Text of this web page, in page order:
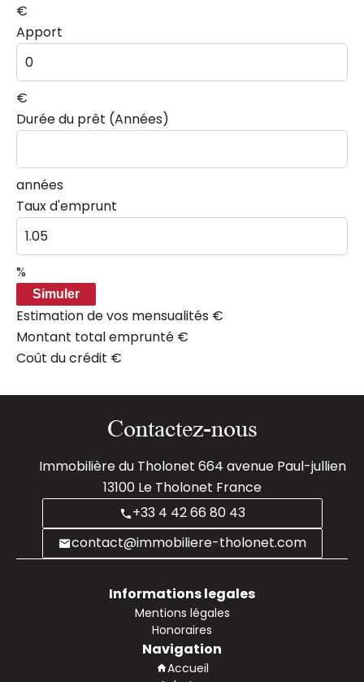
€
Apport
€
Durée du prêt (Années)
années
Taux d'emprunt
%
Simuler
Estimation de vos mensualités €
Montant total emprunté €
Coût du crédit €
Contactez-nous
Immobilière du Tholonet 664 avenue Paul-jullien
13100Le Tholonet France
+33 4 42 66 80 43
contact@immobiliere-tholonet.com
Informations legales
Mentions légales
Honoraires
Navigation
Accueil